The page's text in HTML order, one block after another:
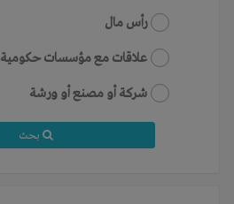
رأس مال
علاقات مع مؤسسات حكومية
شركة أو مصنع أو ورشة